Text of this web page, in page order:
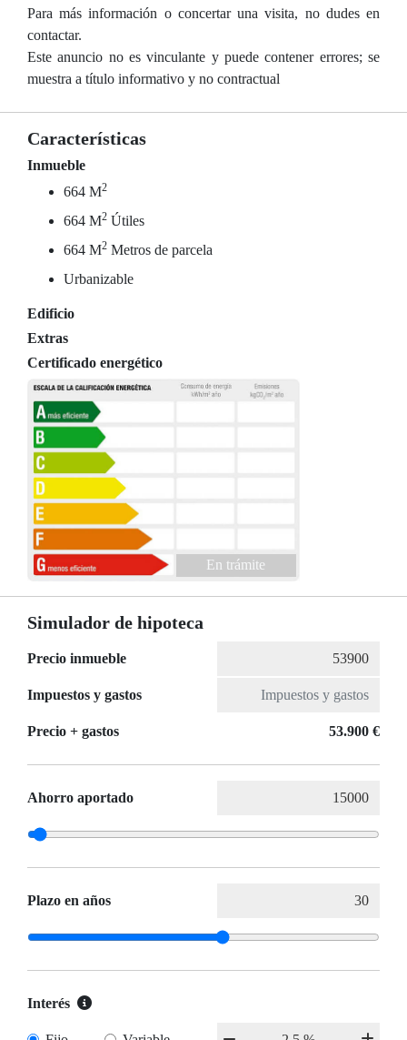
Para más información o concertar una visita, no dudes en
contactar.
Este anuncio no es vinculante y puede contener errores; se
muestra a título informativo y no contractual
Características
Inmueble
664 M2
664 M2 Útiles
664 M2 Metros de parcela
Urbanizable
Edificio
Extras
Certificado energético
En trámite
Simulador de hipoteca
Precio inmueble
Impuestos y gastos
Precio + gastos 53.900 €
Ahorro aportado
Plazo en años
Interés